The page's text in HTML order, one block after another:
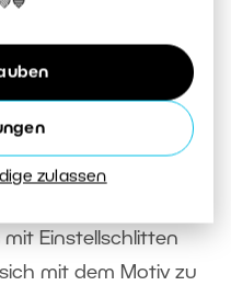
zulassen
auf schwarzem Stoff
einer Mini-Softbox.
von der Kamera als auch
Eine Taschenlampe für
liegt bereit.
Einstellschlitten
mit dem Motiv zu